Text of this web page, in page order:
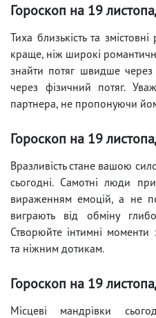
Гороскоп на 19
Тиха близькість та
краще, ніж широкі
знайти потяг швидше через
через фізичний потяг.
партнера, не пропонуючи
Гороскоп на 19
Вразливість стане вашою
сьогодні. Самотні люди
вираженням емоцій, а не
виграють від обміну
Створюйте інтимні моменти
та ніжним дотикам.
Гороскоп на 19
Місцеві мандрівки